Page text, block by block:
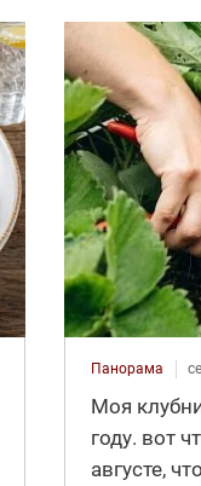
Панорама
Моя
году. вот
августе,